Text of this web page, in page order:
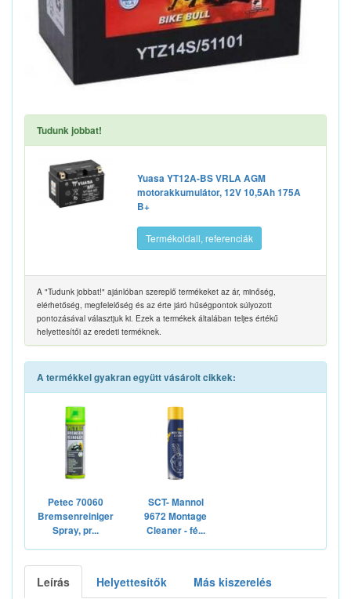
Tudunk jobbat!
Yuasa YT12A-BS VRLA AGM
motorakkumulátor, 12V 10,5Ah 175A
B+
Termékoldall, referenciák
A "Tudunk jobbat!" ajánlóban szereplő termékeket az ár, minőség,
elérhetőség, megfelelőség és az érte járó hűségpontok súlyozott
pontozásával választjuk ki. Ezek a termékek általában teljes értékű
helyettesítői az eredeti terméknek.
A termékkel gyakran együtt vásárolt cikkek:
Petec 70060
Bremsenreiniger
Spray, pr...
SCT- Mannol
9672 Montage
Cleaner - fé...
Leírás Helyettesítők Más kiszerelés